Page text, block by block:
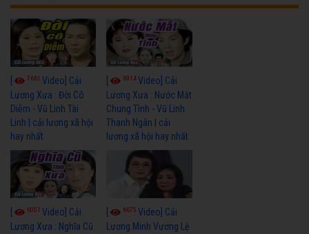
7661 Video] Cải
Lương Xưa : Đời Cô
Diễm - Vũ Linh Tài
Linh | cải lương xã hội
hay nhất
6914Video] Cải
Lương Xưa : Nước Mắt
Chung Tình - Vũ Linh
Thanh Ngân | cải
lương xã hội hay nhất
6051 Video] Cải
Lương Xưa : Nghĩa Cũ
6675Video] Cải
Lương Minh Vương Lệ